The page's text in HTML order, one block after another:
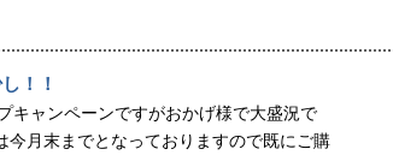
！！
キャンペーンですがおかげ様で大盛況で
今月末までとなっておりますので既にご購